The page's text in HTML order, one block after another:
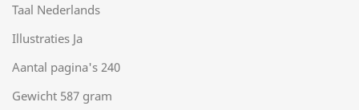
Taal Nederlands
Illustraties Ja
Aantal pagina's 240
Gewicht 587 gram